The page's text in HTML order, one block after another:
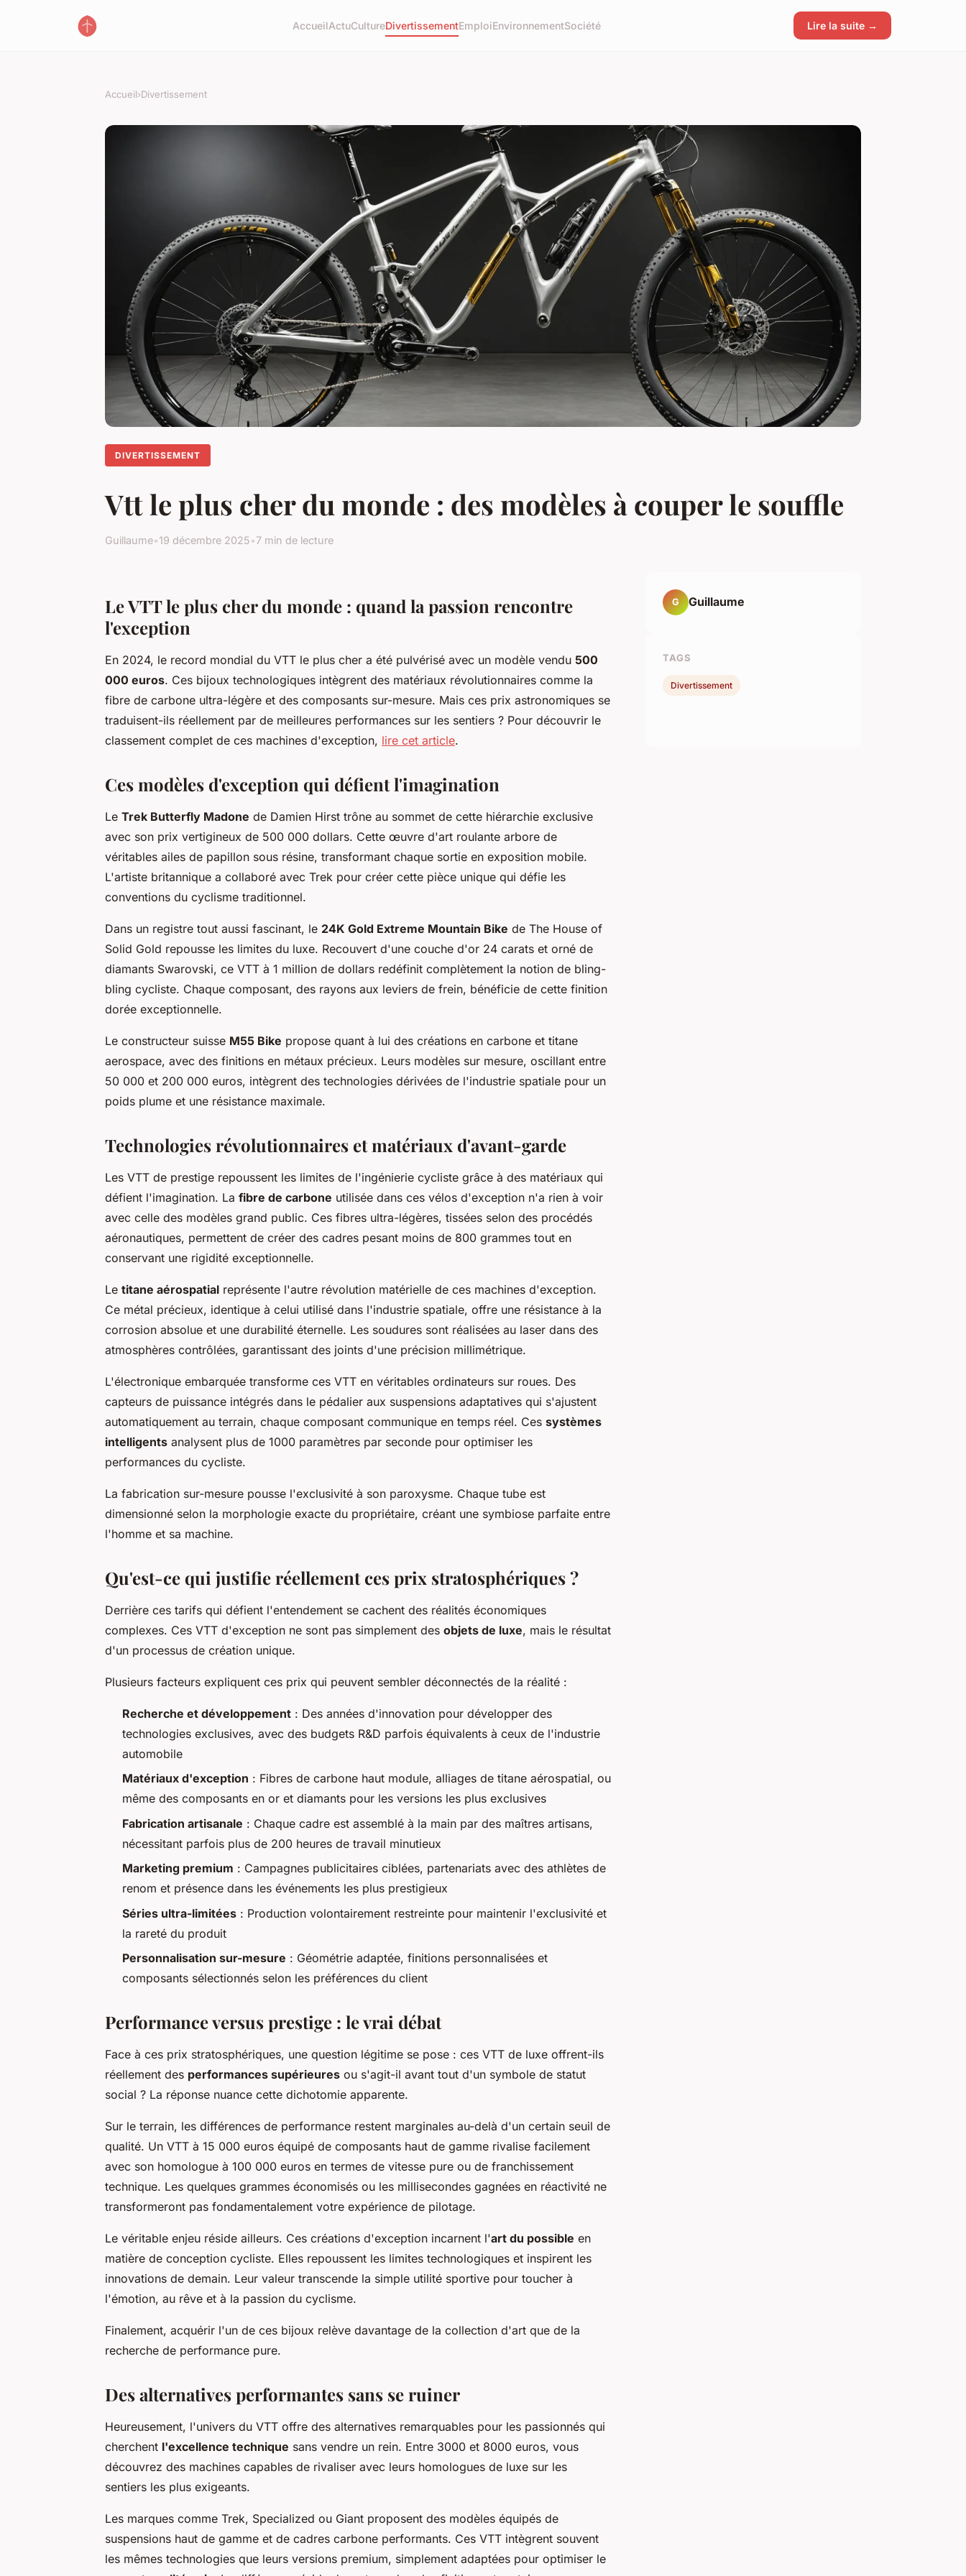
AccueilActuCultureDivertissementEmploiEnvironnementSociété Lire la suite →
Accueil›Divertissement
DIVERTISSEMENT
Vtt le plus cher du monde : des modèles à couper le souffle
Guillaume•19 décembre 2025•7 min de lecture
Le VTT le plus cher du monde : quand la passion rencontre
l'exception
En 2024, le record mondial du VTT le plus cher a été pulvérisé avec un modèle vendu 500
000 euros. Ces bijoux technologiques intègrent des matériaux révolutionnaires comme la
fibre de carbone ultra-légère et des composants sur-mesure. Mais ces prix astronomiques se
traduisent-ils réellement par de meilleures performances sur les sentiers ? Pour découvrir le
classement complet de ces machines d'exception, lire cet article.
Ces modèles d'exception qui défient l'imagination
Le Trek Butterfly Madone de Damien Hirst trône au sommet de cette hiérarchie exclusive
avec son prix vertigineux de 500 000 dollars. Cette œuvre d'art roulante arbore de
véritables ailes de papillon sous résine, transformant chaque sortie en exposition mobile.
L'artiste britannique a collaboré avec Trek pour créer cette pièce unique qui défie les
conventions du cyclisme traditionnel.
Dans un registre tout aussi fascinant, le 24K Gold Extreme Mountain Bike de The House of
Solid Gold repousse les limites du luxe. Recouvert d'une couche d'or 24 carats et orné de
diamants Swarovski, ce VTT à 1 million de dollars redéfinit complètement la notion de bling-
bling cycliste. Chaque composant, des rayons aux leviers de frein, bénéficie de cette finition
dorée exceptionnelle.
Le constructeur suisse M55 Bike propose quant à lui des créations en carbone et titane
aerospace, avec des finitions en métaux précieux. Leurs modèles sur mesure, oscillant entre
50 000 et 200 000 euros, intègrent des technologies dérivées de l'industrie spatiale pour un
poids plume et une résistance maximale.
Technologies révolutionnaires et matériaux d'avant-garde
Les VTT de prestige repoussent les limites de l'ingénierie cycliste grâce à des matériaux qui
défient l'imagination. La fibre de carbone utilisée dans ces vélos d'exception n'a rien à voir
avec celle des modèles grand public. Ces fibres ultra-légères, tissées selon des procédés
aéronautiques, permettent de créer des cadres pesant moins de 800 grammes tout en
conservant une rigidité exceptionnelle.
Le titane aérospatial représente l'autre révolution matérielle de ces machines d'exception.
Ce métal précieux, identique à celui utilisé dans l'industrie spatiale, offre une résistance à la
corrosion absolue et une durabilité éternelle. Les soudures sont réalisées au laser dans des
atmosphères contrôlées, garantissant des joints d'une précision millimétrique.
L'électronique embarquée transforme ces VTT en véritables ordinateurs sur roues. Des
capteurs de puissance intégrés dans le pédalier aux suspensions adaptatives qui s'ajustent
automatiquement au terrain, chaque composant communique en temps réel. Ces systèmes
intelligents analysent plus de 1000 paramètres par seconde pour optimiser les
performances du cycliste.
La fabrication sur-mesure pousse l'exclusivité à son paroxysme. Chaque tube est
dimensionné selon la morphologie exacte du propriétaire, créant une symbiose parfaite entre
l'homme et sa machine.
Qu'est-ce qui justifie réellement ces prix stratosphériques ?
Derrière ces tarifs qui défient l'entendement se cachent des réalités économiques
complexes. Ces VTT d'exception ne sont pas simplement des objets de luxe, mais le résultat
d'un processus de création unique.
Plusieurs facteurs expliquent ces prix qui peuvent sembler déconnectés de la réalité :
Recherche et développement : Des années d'innovation pour développer des
technologies exclusives, avec des budgets R&D parfois équivalents à ceux de l'industrie
automobile
Matériaux d'exception : Fibres de carbone haut module, alliages de titane aérospatial, ou
même des composants en or et diamants pour les versions les plus exclusives
Fabrication artisanale : Chaque cadre est assemblé à la main par des maîtres artisans,
nécessitant parfois plus de 200 heures de travail minutieux
Marketing premium : Campagnes publicitaires ciblées, partenariats avec des athlètes de
renom et présence dans les événements les plus prestigieux
Séries ultra-limitées : Production volontairement restreinte pour maintenir l'exclusivité et
la rareté du produit
Personnalisation sur-mesure : Géométrie adaptée, finitions personnalisées et
composants sélectionnés selon les préférences du client
Performance versus prestige : le vrai débat
Face à ces prix stratosphériques, une question légitime se pose : ces VTT de luxe offrent-ils
réellement des performances supérieures ou s'agit-il avant tout d'un symbole de statut
social ? La réponse nuance cette dichotomie apparente.
Sur le terrain, les différences de performance restent marginales au-delà d'un certain seuil de
qualité. Un VTT à 15 000 euros équipé de composants haut de gamme rivalise facilement
avec son homologue à 100 000 euros en termes de vitesse pure ou de franchissement
technique. Les quelques grammes économisés ou les millisecondes gagnées en réactivité ne
transformeront pas fondamentalement votre expérience de pilotage.
Le véritable enjeu réside ailleurs. Ces créations d'exception incarnent l'art du possible en
matière de conception cycliste. Elles repoussent les limites technologiques et inspirent les
innovations de demain. Leur valeur transcende la simple utilité sportive pour toucher à
l'émotion, au rêve et à la passion du cyclisme.
Finalement, acquérir l'un de ces bijoux relève davantage de la collection d'art que de la
recherche de performance pure.
Des alternatives performantes sans se ruiner
Heureusement, l'univers du VTT offre des alternatives remarquables pour les passionnés qui
cherchent l'excellence technique sans vendre un rein. Entre 3000 et 8000 euros, vous
découvrez des machines capables de rivaliser avec leurs homologues de luxe sur les
sentiers les plus exigeants.
Les marques comme Trek, Specialized ou Giant proposent des modèles équipés de
suspensions haut de gamme et de cadres carbone performants. Ces VTT intègrent souvent
les mêmes technologies que leurs versions premium, simplement adaptées pour optimiser le
G Guillaume
TAGS
Divertissement